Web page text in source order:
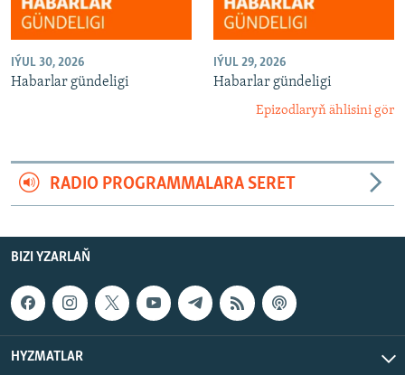
IÝUL 30, 2026
Habarlar gündeligi
IÝUL 29, 2026
Habarlar gündeligi
Epizodlaryň ählisini gör
RADIO PROGRAMMALARA SERET
BIZI YZARLAŇ
HYZMATLAR